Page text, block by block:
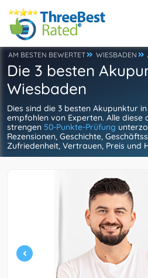
AM BESTEN BEWERTET WIESBADEN
Die 3 besten
Wiesbaden
Dies sind die 3 besten Akupunktur
empfohlen von Experten. Alle
strengen 50-Punkte-Prüfung
Rezensionen, Geschichte,
Zufriedenheit, Vertrauen, Preis und